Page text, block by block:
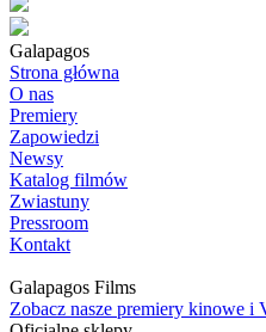
Galapagos
Strona główna
O nas
Premiery
Zapowiedzi
Newsy
Katalog filmów
Zwiastuny
Pressroom
Kontakt
Galapagos Films
Zobacz nasze premiery kinowe i